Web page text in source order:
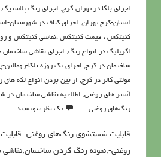
اجرای بلکا در تهران-کرج, اجرای رنگ پلاستیک,
استان-کرج تهران, اجرای کناف در شهرستان-
کنیتکس ، قیمت کنیتکس ،نقاشي كنيتكس و
اکریلیک در انواع رنگ, اجرای نقاشی ساختمان
ساختمان در کرج, اجرای یک روزه بلکا-رومالین-
مولتی کالر در کرج, از بین بردن انواع لکه های
آستر های روغنی, اطلاعيه نقاشی ساختمان در
رنگ‌هاي روغني
یک نظر بنویسید
قابليت شستشوی رنگ‌هاي روغنی
روغنی-,نمونه رنگ کردن ساختمان,نقاشی